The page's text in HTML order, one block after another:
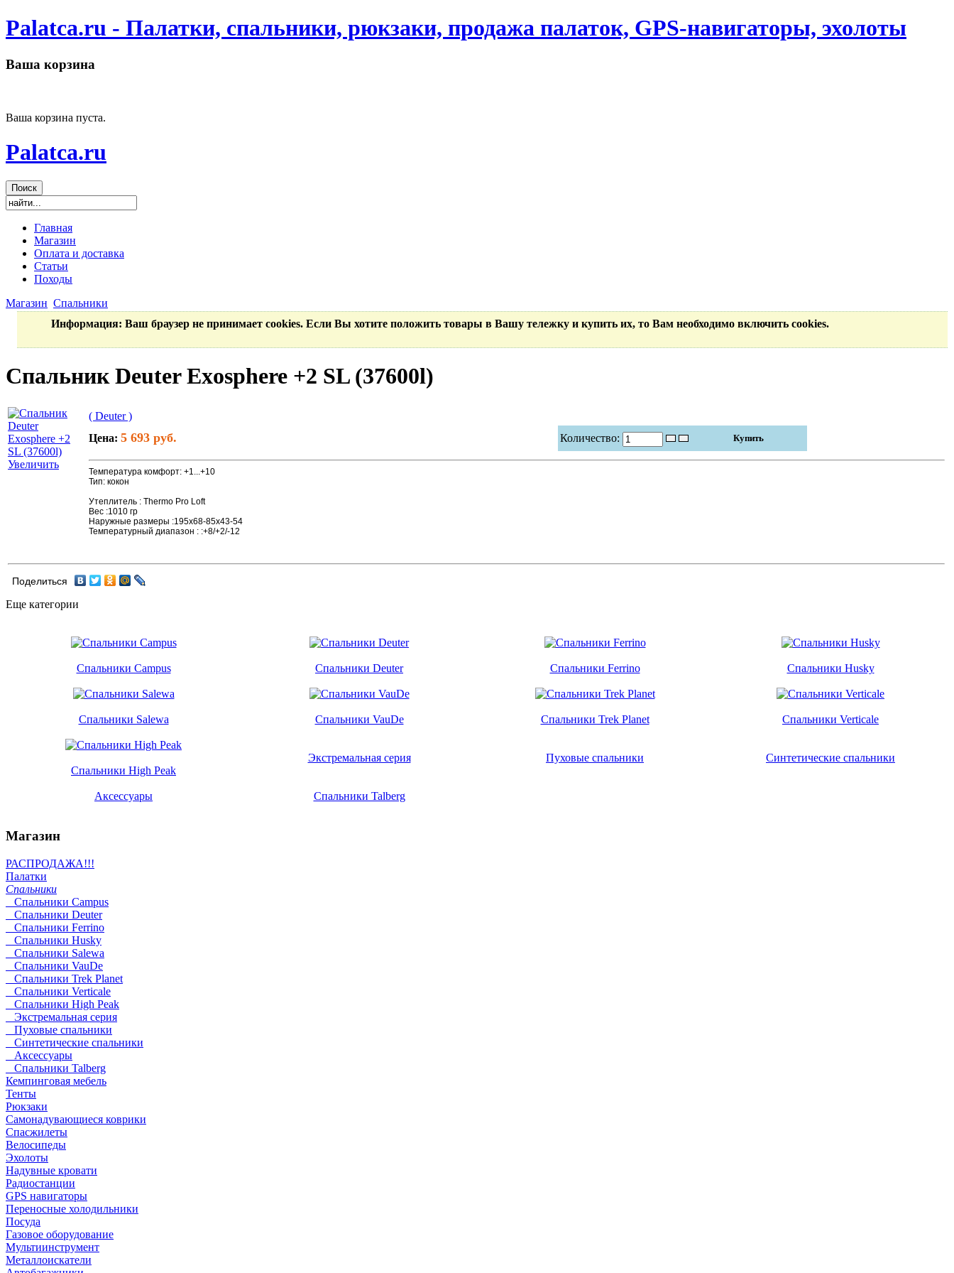
Palatca.ru - Палатки, спальники, рюкзаки, продажа палаток, GPS-навигаторы, эхолоты
Ваша корзина
Ваша корзина пуста.
Palatca.ru
Главная
Магазин
Оплата и доставка
Статьи
Походы
Магазин Спальники
Информация: Ваш браузер не принимает cookies. Если Вы хотите положить товары в Вашу тележку и купить их, то Вам необходимо включить cookies.
Спальник Deuter Exosphere +2 SL (37600l)
Увеличить
( Deuter )
Цена: 5 693 руб. Количество:
Температура комфорт: +1...+10
Тип: кокон
Утеплитель : Thermo Pro Loft
Вес :1010 гр
Наружные размеры :195х68-85x43-54
Температурный диапазон : :+8/+2/-12
Поделиться
Еще категории
Спальники Campus Спальники Deuter Cпальники Ferrino Спальники Husky
Спальники Salewa Спальники VauDe Спальники Trek Planet Спальники Verticale
Спальники High Peak
Экстремальная серия Пуховые спальники Синтетические спальники
Аксессуары Спальники Talberg
Магазин
РАСПРОДАЖА!!!
Палатки
Спальники
Спальники Campus
Спальники Deuter
Cпальники Ferrino
Спальники Husky
Спальники Salewa
Спальники VauDe
Спальники Trek Planet
Спальники Verticale
Спальники High Peak
Экстремальная серия
Пуховые спальники
Синтетические спальники
Аксессуары
Спальники Talberg
Кемпинговая мебель
Тенты
Рюкзаки
Самонадувающиеся коврики
Спасжилеты
Велосипеды
Эхолоты
Надувные кровати
Радиостанции
GPS навигаторы
Переносные холодильники
Посуда
Газовое оборудование
Мультиинструмент
Металлоискатели